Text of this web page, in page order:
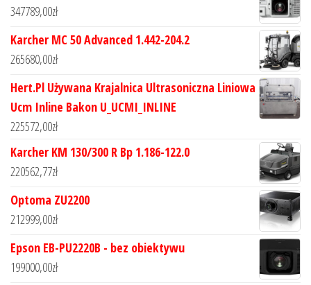
347789,00zł
Karcher MC 50 Advanced 1.442-204.2
265680,00zł
Hert.Pl Używana Krajalnica Ultrasoniczna Liniowa
Ucm Inline Bakon U_UCMI_INLINE
225572,00zł
Karcher KM 130/300 R Bp 1.186-122.0
220562,77zł
Optoma ZU2200
212999,00zł
Epson EB-PU2220B - bez obiektywu
199000,00zł